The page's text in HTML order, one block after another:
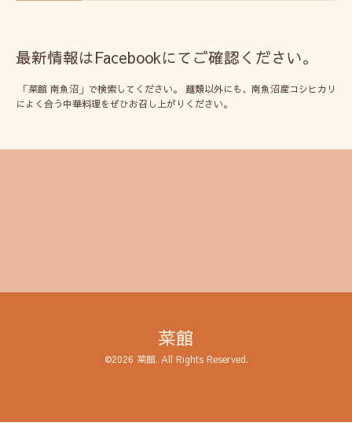
最新情報はFacebookにてご確認ください。
「菜館 南魚沼」で検索してください。 麺類以外にも、南魚沼産コシヒカリ
によく合う中華料理をぜひお召し上がりください。
菜館
©2026 菜館. All Rights Reserved.